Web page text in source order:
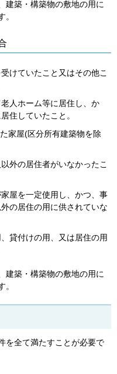
建築・構築物の敷地の用に
けていたこと又はその他こ
人ホーム等に居住し、か
住していたこと。
家屋(区分所有建築物を除
外の居住者がいなかったこ
屋を一定使用し、かつ、事
の居住の用に供されていな
貸付けの用、又は居住の用
建築・構築物の敷地の用に
を全て満たすことが必要で